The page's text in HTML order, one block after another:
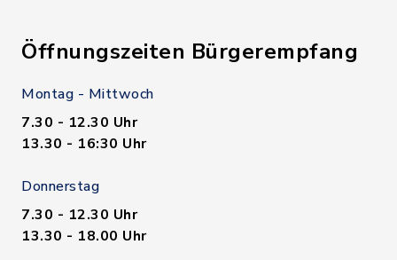
Öffnungszeiten Bürgerempfang
Montag - Mittwoch
7.30 - 12.30 Uhr
13.30 - 16:30 Uhr
Donnerstag
7.30 - 12.30 Uhr
13.30 - 18.00 Uhr